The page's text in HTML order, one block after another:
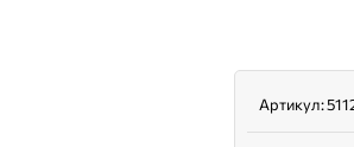
Артикул: